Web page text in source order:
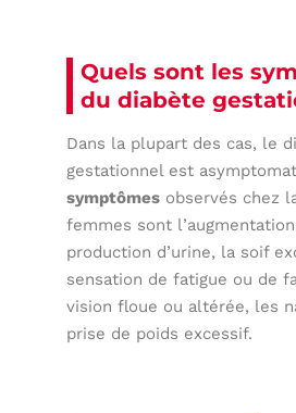
Quels sont les
du diabète
Dans la plupart des cas, le
gestationnel est
symptômes observés chez
femmes sont
production d’urine, la soif
sensation de fatigue ou de
vision floue ou altérée, les
prise de poids excessif.